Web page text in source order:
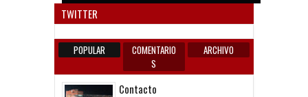
TWITTER
POPULAR
COMENTARIO
S
ARCHIVO
Contacto